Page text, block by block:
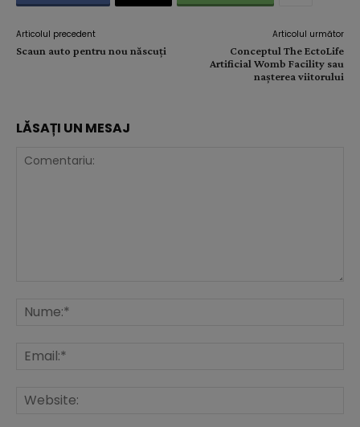
Articolul precedent
Scaun auto pentru nou născuți
Articolul următor
Conceptul The EctoLife
Artificial Womb Facility sau
nașterea viitorului
LĂSAȚI UN MESAJ